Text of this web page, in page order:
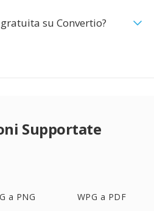
su Convertio?
Supportate
a PNG WPG a PDF